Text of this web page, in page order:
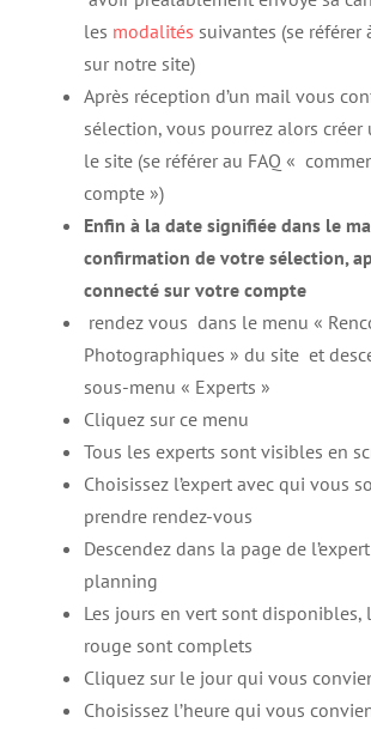
les modalités suivantes (se référer
sur notre site)
Après réception d’un mail vous
sélection, vous pourrez alors créer
le site (se référer au FAQ «
compte »)
Enfin à la date signifiée dans le
confirmation de votre sélection,
connecté sur votre compte
rendez vous dans le menu «
Photographiques » du site et
sous-menu « Experts »
Cliquez sur ce menu
Tous les experts sont visibles en
Choisissez l’expert avec qui vous
prendre rendez-vous
Descendez dans la page de
planning
Les jours en vert sont disponibles,
rouge sont complets
Cliquez sur le jour qui vous
Choisissez l’heure qui vous